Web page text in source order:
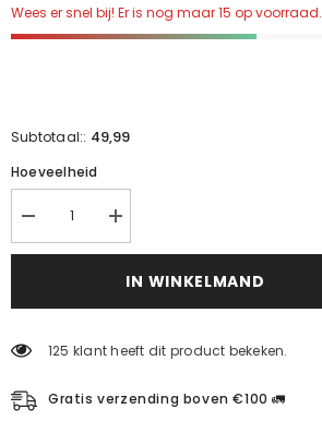
Wees er snel bij! Er is nog maar 15 op voorraad.
Subtotaal:: 49,99
Hoeveelheid
Verminder
de
hoeveelheid
leverondersteuningsset
Verhoog
de
hoeveelheid
voor
de
leverondersteuningsset
IN WINKELMAND
125 klant heeft dit product bekeken.
Gratis verzending boven €100 🚛